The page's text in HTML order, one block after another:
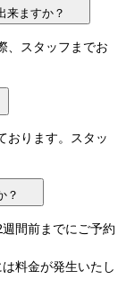
来ますか？
、スタッフまでお
おります。スタッ
？
間前までにご予約
料金が発生いたし